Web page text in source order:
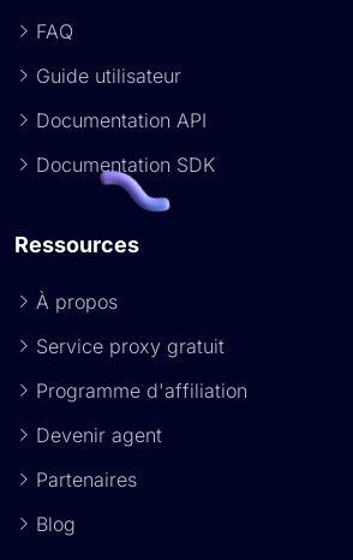
FAQ
Guide utilisateur
Documentation API
Documentation SDK
Ressources
À propos
Service proxy gratuit
Programme d'affiliation
Devenir agent
Partenaires
Blog